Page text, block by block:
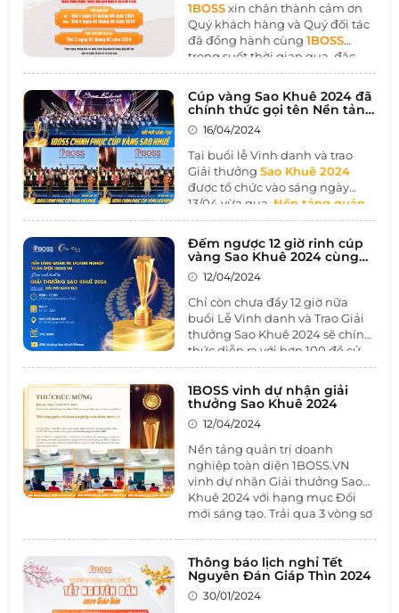
1BOSSxin chân thành cảm ơn
Quý khách hàng và Quý đối tác
đã đồng hành cùng1BOSS
trong suốt thời gian qua, đặc
biệt trong giai đoạn kinh tế khó
khăn như hiện nay.
Cúp vàng Sao Khuê 2024 đã
chính thức gọi tên Nền tảng
quản trị doanh nghiệp toàn
diện 1BOSS.VN trong lĩnh
vực Đổi mới sáng tạo
16/04/2024
Tại buổi lễ Vinh danh và trao
Giải thưởngSao Khuê 2024
được tổ chức vào sáng ngày
13/04 vừa qua, Nền tảng quản
trị doanh nghiệp toàn diện
1BOSS.VN
đã được vinh danh
trong lĩnh vực“Đổi mới sáng
tạo”, chính thức ghi tên mình
lên Cúp vàng Sao Khuê 2024.
Đếm ngược 12 giờ rinh cúp
vàng Sao Khuê 2024 cùng
1BOSS
12/04/2024
Chỉ còn chưa đầy 12 giờ nữa
buổi Lễ Vinh danh và Trao Giải
thưởng Sao Khuê 2024 sẽ chính
thức diễn ra với hơn 100 đề cử
xuất sắc nhận giải đến từ các
doanh nghiệp, cơ quan, tập thể
có thành tích xuất sắc đóng góp
cho sự phát triển ngành công
nghiệp phần mềm và công
nghệ thông tin Việt Nam.
1BOSS vinh dự nhận giải
thưởng Sao Khuê 2024
12/04/2024
Nền tảng quản trị doanh
nghiệp toàn diện 1BOSS.VN
vinh dự nhận Giải thưởng Sao
Khuê 2024 với hạng mục Đổi
mới sáng tạo. Trải qua 3 vòng sơ
đề cử đến từ các doanh nghiệp
CNTT trên cả nước, 1BOSS đã
xuất sắc được Hội đồng nhất trí
Thông báo lịch nghỉ Tết
Nguyên Đán Giáp Thìn 2024
30/01/2024